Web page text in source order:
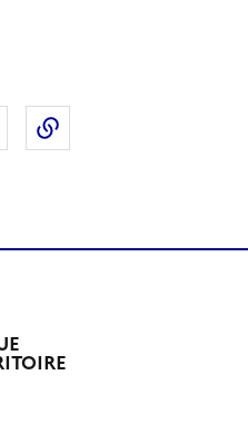
sur LinkedIn
Partager par email